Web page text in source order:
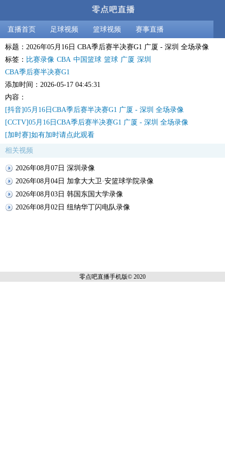
直播首页 足球视频 篮球视频 赛事直播
标题：2026年05月16日 CBA季后赛半决赛G1 广厦 - 深圳 全场录像
标签： 比赛录像 CBA 中国篮球 篮球 广厦 深圳
CBA季后赛半决赛G1
添加时间：2026-05-17 04:45:31
内容：
[抖音]05月16日CBA季后赛半决赛G1 广厦 - 深圳 全场录像
[CCTV]05月16日CBA季后赛半决赛G1 广厦 - 深圳 全场录像
[加时赛]如有加时请点此观看
相关视频
2026年08月07日 深圳录像
2026年08月04日 加拿大大卫·安篮球学院录像
2026年08月03日 韩国东国大学录像
2026年08月02日 纽纳华丁闪电队录像
零点吧直播手机版© 2020